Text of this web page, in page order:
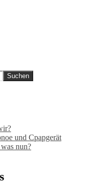
Suchen
und Cpapgerät
nun?